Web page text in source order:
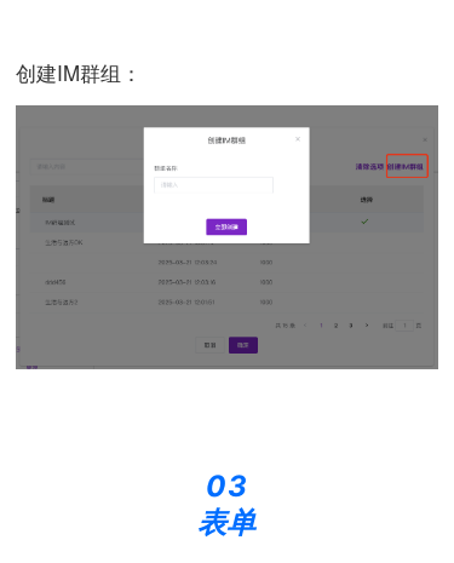
创建IM群组：
03
表单